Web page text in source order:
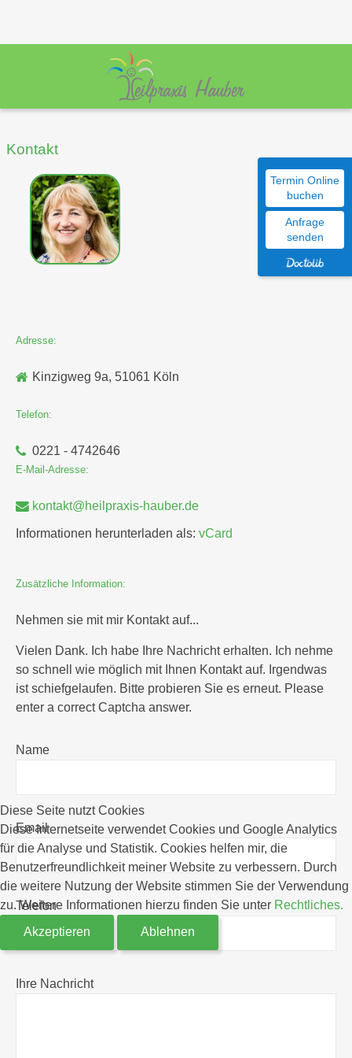
Kontakt
Adresse:
Kinzigweg 9a, 51061 Köln
Telefon:
0221 - 4742646
E-Mail-Adresse:
kontakt@heilpraxis-hauber.de
Informationen herunterladen als: vCard
Zusätzliche Information:
Nehmen sie mit mir Kontakt auf...
Vielen Dank. Ich habe Ihre Nachricht erhalten. Ich nehme
so schnell wie möglich mit Ihnen Kontakt auf. Irgendwas
ist schiefgelaufen. Bitte probieren Sie es erneut. Please
enter a correct Captcha answer.
Name
Email
Telefon
Ihre Nachricht
Termin Online
buchen
Anfrage
senden
Diese Seite nutzt Cookies
Diese Internetseite verwendet Cookies und Google Analytics
für die Analyse und Statistik. Cookies helfen mir, die
Benutzerfreundlichkeit meiner Website zu verbessern. Durch
die weitere Nutzung der Website stimmen Sie der Verwendung
zu. Weitere Informationen hierzu finden Sie unter Rechtliches.
Akzeptieren Ablehnen